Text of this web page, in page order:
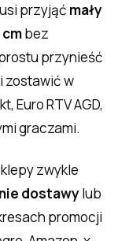
przyjąć mały
cmbez
przynieść
zostawić w
Euro RTV AGD,
graczami.
zwykle
dostawylub
promocji